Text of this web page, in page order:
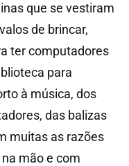
que se vestiram
de brincar,
ter computadores
para
à música, dos
das balizas
muitas as razões
mão e com